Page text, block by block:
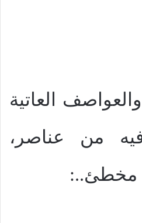
العاتية
من عناصر،
مخطئ..: